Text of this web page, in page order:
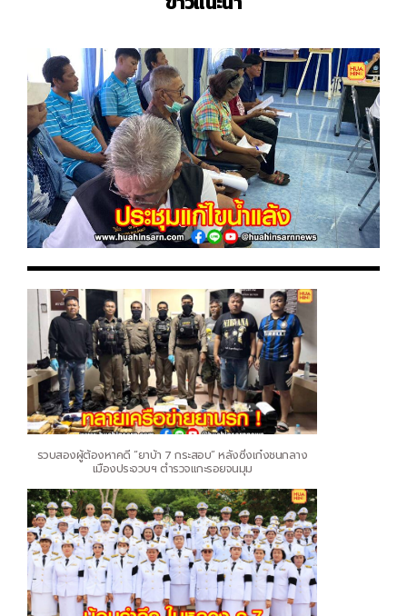
รวบสองผู้ต้องหาคดี “ยาบ้า 7 กระสอบ” หลังซิ่งเก๋งชนกลาง
เมืองประจวบฯ ตำรวจแกะรอยจนมุม